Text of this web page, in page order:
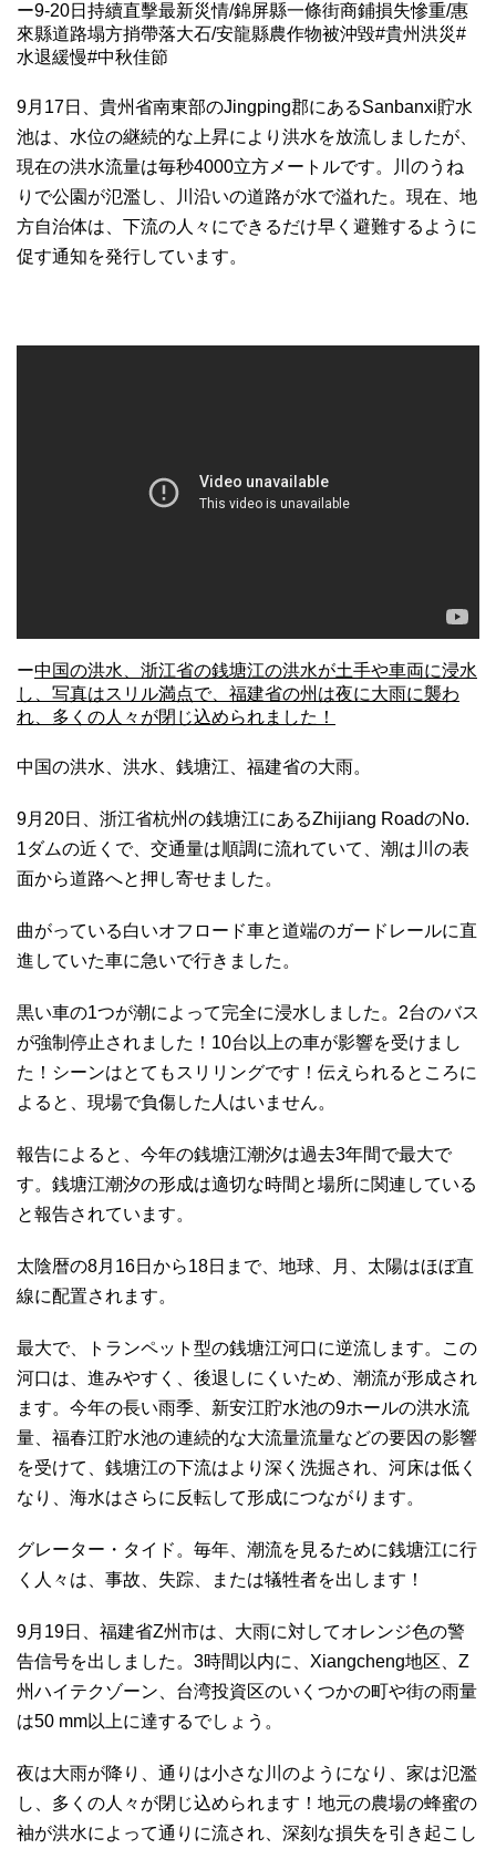
ー9-20日持續直擊最新災情/錦屏縣一條街商鋪損失慘重/惠
來縣道路塌方捎帶落大石/安龍縣農作物被沖毀#貴州洪災#
水退緩慢#中秋佳節
9月17日、貴州省南東部のJingping郡にあるSanbanxi貯水
池は、水位の継続的な上昇により洪水を放流しましたが、
現在の洪水流量は毎秒4000立方メートルです。川のうね
りで公園が氾濫し、川沿いの道路が水で溢れた。現在、地
方自治体は、下流の人々にできるだけ早く避難するように
促す通知を発行しています。
ー中国の洪水、浙江省の銭塘江の洪水が土手や車両に浸水
し、写真はスリル満点で、福建省の州は夜に大雨に襲わ
れ、多くの人々が閉じ込められました！
中国の洪水、洪水、銭塘江、福建省の大雨。
9月20日、浙江省杭州の銭塘江にあるZhijiang RoadのNo.
1ダムの近くで、交通量は順調に流れていて、潮は川の表
面から道路へと押し寄せました。
曲がっている白いオフロード車と道端のガードレールに直
進していた車に急いで行きました。
黒い車の1つが潮によって完全に浸水しました。2台のバス
が強制停止されました！10台以上の車が影響を受けまし
た！シーンはとてもスリリングです！伝えられるところに
よると、現場で負傷した人はいません。
報告によると、今年の銭塘江潮汐は過去3年間で最大で
す。銭塘江潮汐の形成は適切な時間と場所に関連している
と報告されています。
太陰暦の8月16日から18日まで、地球、月、太陽はほぼ直
線に配置されます。
最大で、トランペット型の銭塘江河口に逆流します。この
河口は、進みやすく、後退しにくいため、潮流が形成され
ます。今年の長い雨季、新安江貯水池の9ホールの洪水流
量、福春江貯水池の連続的な大流量流量などの要因の影響
を受けて、銭塘江の下流はより深く洗掘され、河床は低く
なり、海水はさらに反転して形成につながります。
グレーター・タイド。毎年、潮流を見るために銭塘江に行
く人々は、事故、失踪、または犠牲者を出します！
9月19日、福建省Z州市は、大雨に対してオレンジ色の警
告信号を出しました。3時間以内に、Xiangcheng地区、Z
州ハイテクゾーン、台湾投資区のいくつかの町や街の雨量
は50 mm以上に達するでしょう。
夜は大雨が降り、通りは小さな川のようになり、家は氾濫
し、多くの人々が閉じ込められます！地元の農場の蜂蜜の
袖が洪水によって通りに流され、深刻な損失を引き起こし